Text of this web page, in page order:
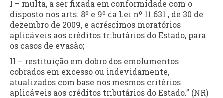
I – multa, a ser fixada em conformidade com o
disposto nos arts. 8º e 9º da Lei nº 11.631 , de 30 de
dezembro de 2009, e acréscimos moratórios
aplicáveis aos créditos tributários do Estado, para
os casos de evasão;
II – restituição em dobro dos emolumentos
cobrados em excesso ou indevidamente,
atualizados com base nos mesmos critérios
aplicáveis aos créditos tributários do Estado.” (NR)